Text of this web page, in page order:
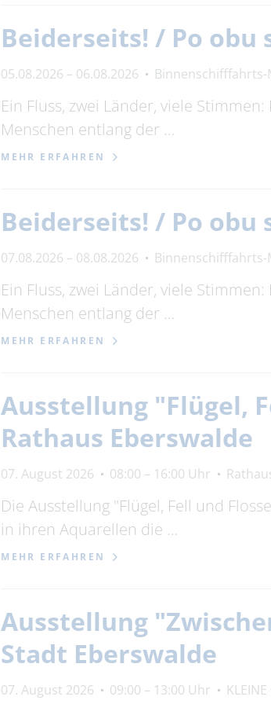
Beiderseits! / Po obu
05.08.2026 – 06.08.2026
Ein Fluss, zwei Länder, viele
Menschen entlang der …
MEHR ERFAHREN
Beiderseits! / Po obu
07.08.2026 – 08.08.2026
Ein Fluss, zwei Länder, viele
Menschen entlang der …
MEHR ERFAHREN
Ausstellung "Flügel,
Rathaus Eberswalde
07. August 2026 08:00 – 16:00 Uhr
Die Ausstellung "Flügel, Fell und
in ihren Aquarellen die …
MEHR ERFAHREN
Ausstellung
Stadt Eberswalde
07. August 2026 09:00 – 13:00 Uhr